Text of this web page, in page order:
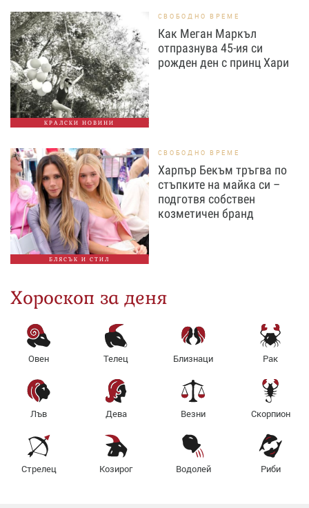
КРАЛСКИ НОВИНИ
СВОБОДНО ВРЕМЕ
Как Меган Маркъл
отпразнува 45-ия си
рожден ден с принц Хари
БЛЯСЪК И СТИЛ
СВОБОДНО ВРЕМЕ
Харпър Бекъм тръгва по
стъпките на майка си –
подготвя собствен
козметичен бранд
Хороскоп за деня
Овен Телец Близнаци Рак
Лъв Дева Везни Скорпион
Стрелец Козирог Водолей Риби